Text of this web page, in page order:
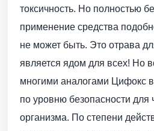
токсичность. Но полностью
применение средства
не может быть. Это отрава
является ядом для всех! Но
многими аналогами Цифокс
по уровню безопасности для
организма. По степени